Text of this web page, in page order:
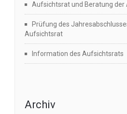
Aufsichtsrat und Beratung der
Prüfung des
Aufsichtsrat
Information des Aufsichtsrats
Archiv